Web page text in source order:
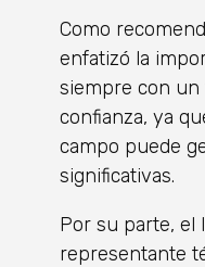
Como
enfatizó la
siempre con un
confianza, ya
campo puede
significativas.
Por su parte, el
representante